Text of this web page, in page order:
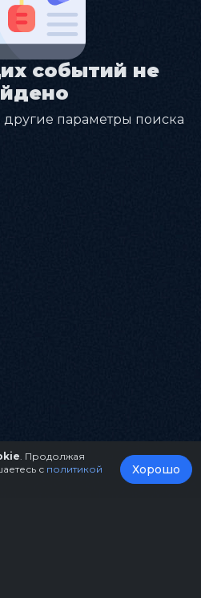
событий не
параметры поиска
. Продолжая
с политикой
Хорошо